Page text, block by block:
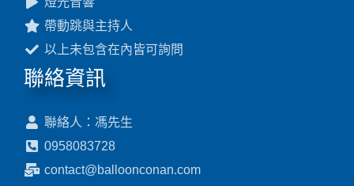
帶動跳與主持人
以上未包含在內皆可詢問
聯絡資訊
聯絡人：馮先生
0958083728
contact@balloonconan.com